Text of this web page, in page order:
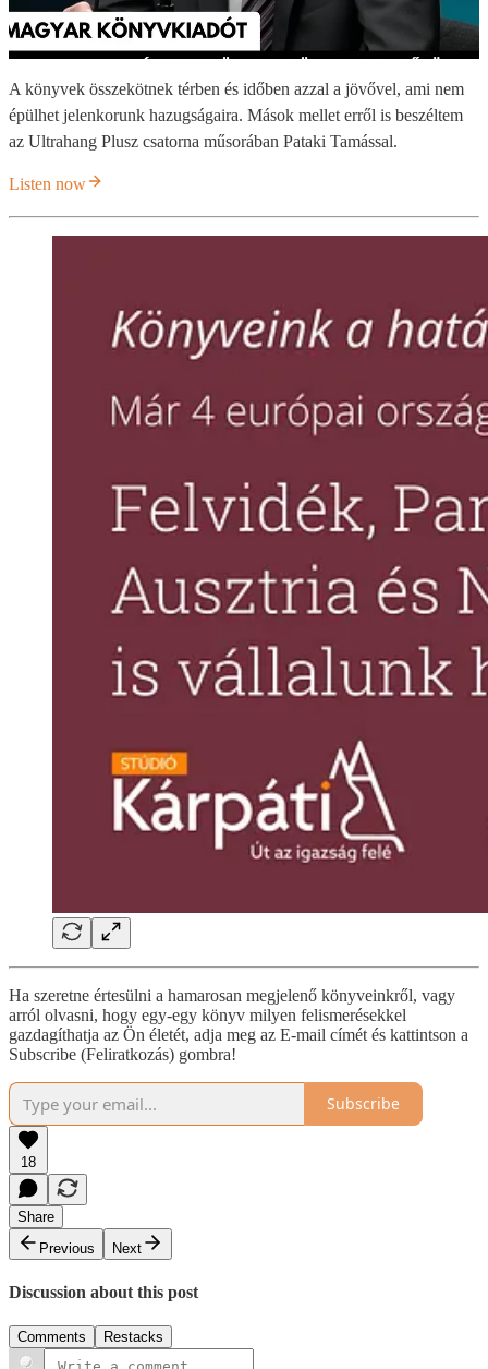
A könyvek összekötnek térben és időben azzal a jövővel, ami nem
épülhet jelenkorunk hazugságaira. Mások mellet erről is beszéltem
az Ultrahang Plusz csatorna műsorában Pataki Tamással.
Listen now
Ha szeretne értesülni a hamarosan megjelenő könyveinkről, vagy
arról olvasni, hogy egy-egy könyv milyen felismerésekkel
gazdagíthatja az Ön életét, adja meg az E-mail címét és kattintson a
Subscribe (Feliratkozás) gombra!
Subscribe
18
Share
Previous
Next
Discussion about this post
Comments Restacks